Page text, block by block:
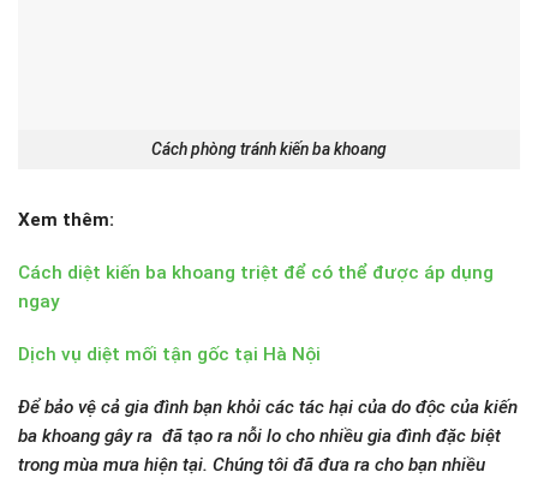
Cách phòng tránh kiến ba khoang
Xem thêm:
Cách diệt kiến ba khoang triệt để có thể được áp dụng
ngay
Dịch vụ diệt mối tận gốc tại Hà Nội
Để bảo vệ cả gia đình bạn khỏi các tác hại của do độc của kiến
ba khoang gây ra đã tạo ra nỗi lo cho nhiều gia đình đặc biệt
trong mùa mưa hiện tại. Chúng tôi đã đưa ra cho bạn nhiều